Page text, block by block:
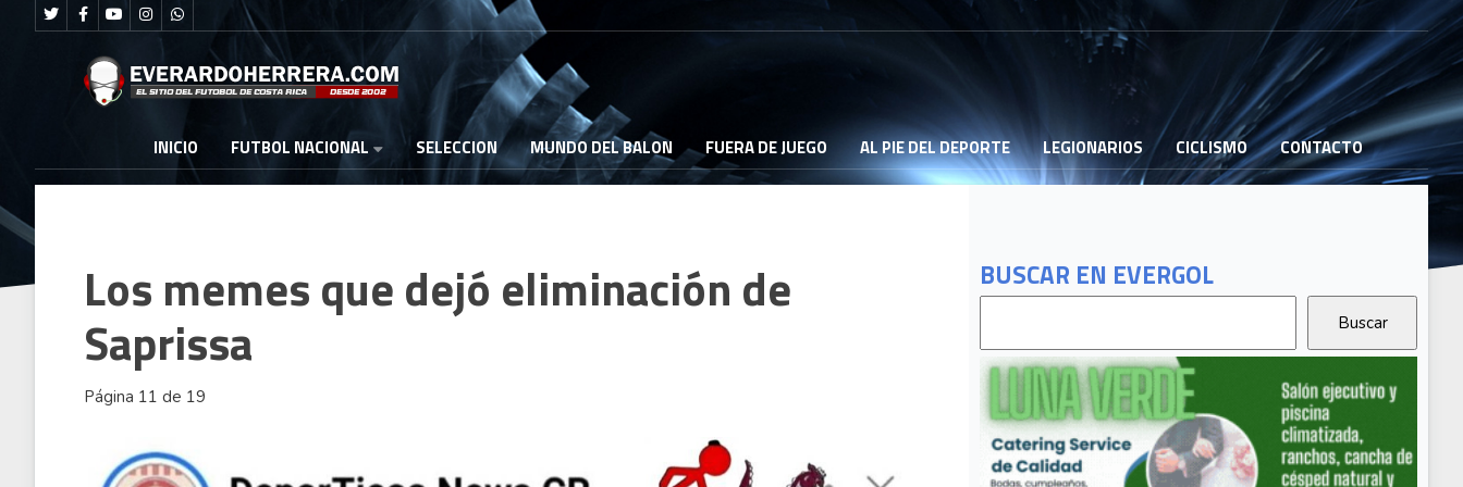
INICIO FUTBOL NACIONAL SELECCION MUNDO DEL BALON FUERA DE JUEGO AL PIE DEL DEPORTE LEGIONARIOS CICLISMO CONTACTO
BUSCAR EN EVERGOL
Los memes que dejó eliminación de
Saprissa
Página 11 de 19